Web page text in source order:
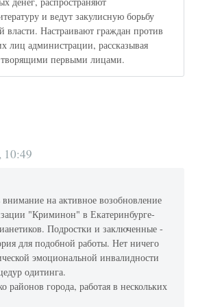
и ведут закулисную борьбу
власти. Настраивают граждан против
лиц администрации, рассказывая
творящими первыми лицами.
10:49
на активное возобновление
"Криминон" в Екатеринбурге-
Подростки и заключенные -
для подобной работы. Нет ничего
эмоциональной инвалидности
одитинга.
районов города, работая в нескольких